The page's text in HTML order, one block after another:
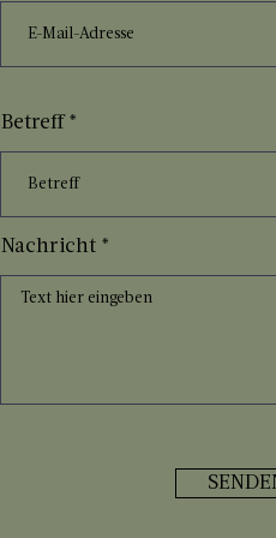
Betreff
Nachricht